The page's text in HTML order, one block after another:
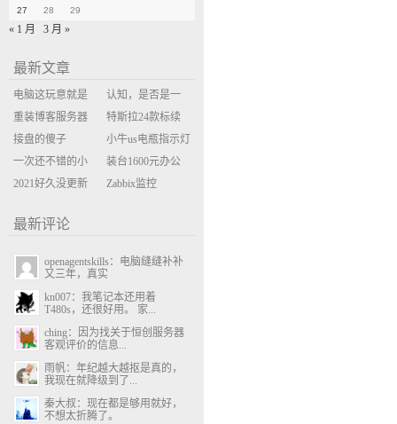
27 28 29
« 1 月 3 月 »
最新文章
电脑这玩意就是
缝缝补补的事
认知，是否是一
座大山？当架构
决策变成配置清
单比价
重装博客服务器
环境
特斯拉24款标续
Model Y 2万公里
使用体验
接盘的傻子
小牛us电瓶指示灯
闪三次不上电
一次还不错的小
米售后体验
装台1600元办公
主机
2021好久没更新
Zabbix监控
最新评论
openagentskills：电脑缝缝补补
又三年，真实
kn007：我笔记本还用着
T480s，还很好用。 家...
ching：因为找关于恒创服务器
客观评价的信息...
雨帆：年纪越大越抠是真的，
我现在就降级到了...
秦大叔：现在都是够用就好，
不想太折腾了。